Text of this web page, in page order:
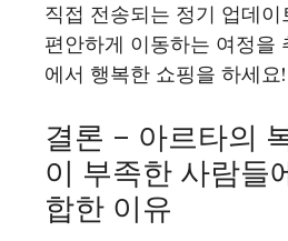
직접 전송되는 정기 업데
편안하게 이동하는 여정을
에서 행복한 쇼핑을 하세요!
결론 – 아르타의
이 부족한 사람들
합한 이유